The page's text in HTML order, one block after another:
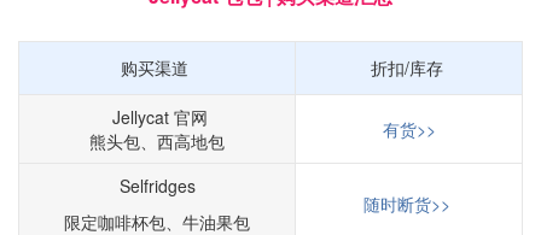
购买渠道 折扣/库存
Jellycat 官网
熊头包、西高地包
有货>>
Selfridges
限定咖啡杯包、牛油果包
随时断货>>